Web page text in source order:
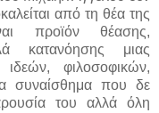
από τη θέα της
προϊόν θέασης,
κατανόησης μιας
ιδεών, φιλοσοφικών,
συναίσθημα που δε
του αλλά όλη